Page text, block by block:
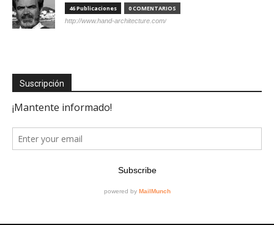
46 Publicaciones 0 COMENTARIOS
http://www.hand-architecture.com/
Suscripción